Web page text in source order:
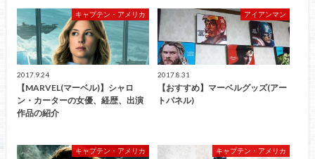
キャプテン・アメリカ
2017.9.24
【MARVEL(マーベル)】シャロ
ン・カーターの女優、経歴、出演
作品の紹介
アイアンマン
2017.8.31
【おすすめ】マーベルグッズ(アー
トパネル)
キャプテン・アメリカ キャプテン・アメリカ